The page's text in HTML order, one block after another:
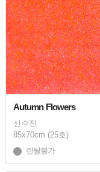
Autumn Flowers
신수진
85x70cm (25호)
렌탈불가